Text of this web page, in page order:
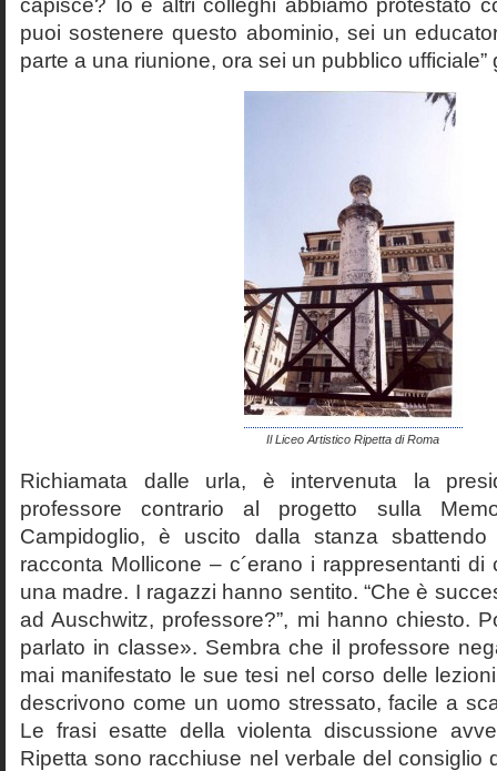
puoi sostenere questo abominio, sei un
parte a una riunione, ora sei un pubblico ufficiale”
Il Liceo Artistico Ripetta di Roma
Richiamata dalle urla, è intervenuta la
professore contrario al progetto sulla
Campidoglio, è uscito dalla stanza
racconta Mollicone – c´erano i rappresentanti
una madre. I ragazzi hanno sentito. “Che è
ad Auschwitz, professore?”, mi hanno chiesto.
parlato in classe». Sembra che il professore
mai manifestato le sue tesi nel corso delle
descrivono come un uomo stressato, facile a
Le frasi esatte della violenta discussione
Ripetta sono racchiuse nel verbale del consiglio